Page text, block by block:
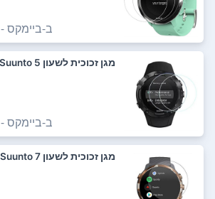
ב-ביימקס - BuyMax
מגן זכוכית לשעון Suunto 5 - סט 3 יחידות
ב-ביימקס - BuyMax
מגן זכוכית לשעון Suunto 7 - סט 3 יחידות